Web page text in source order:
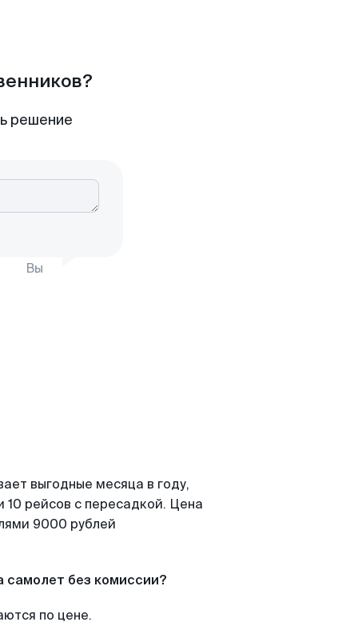
решение
Вы
выгодные месяца в году,
рейсов с пересадкой. Цена
9000 рублей
самолет без комиссии?
по цене.